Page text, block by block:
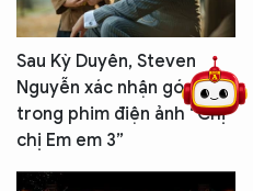
Sau Kỳ Duyên, Steven
Nguyễn xác nhận góp mặt
trong phim điện ảnh “Chị
chị Em em 3”